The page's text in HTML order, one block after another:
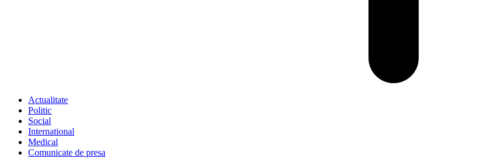
Actualitate
Politic
Social
International
Medical
Comunicate de presa